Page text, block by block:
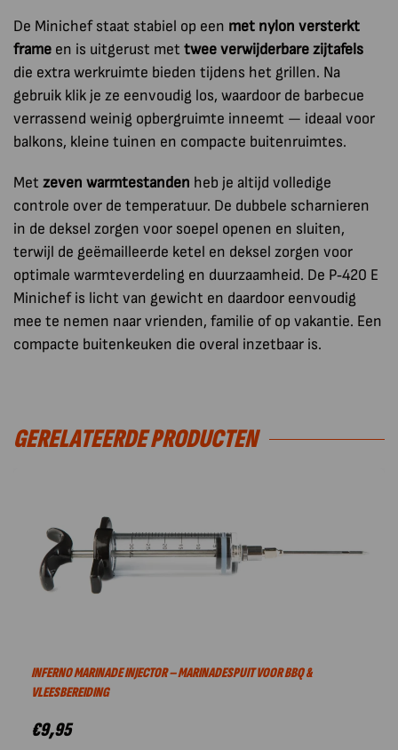
De Minichef staat stabiel op een met nylon versterkt
frame en is uitgerust met twee verwijderbare zijtafels
die extra werkruimte bieden tijdens het grillen. Na
gebruik klik je ze eenvoudig los, waardoor de barbecue
verrassend weinig opbergruimte inneemt — ideaal voor
balkons, kleine tuinen en compacte buitenruimtes.
Met zeven warmtestanden heb je altijd volledige
controle over de temperatuur. De dubbele scharnieren
in de deksel zorgen voor soepel openen en sluiten,
terwijl de geëmailleerde ketel en deksel zorgen voor
optimale warmteverdeling en duurzaamheid. De P‑420 E
Minichef is licht van gewicht en daardoor eenvoudig
mee te nemen naar vrienden, familie of op vakantie. Een
compacte buitenkeuken die overal inzetbaar is.
GERELATEERDE PRODUCTEN
INFERNO MARINADE INJECTOR – MARINADESPUIT VOOR BBQ &
VLEESBEREIDING
€9,95